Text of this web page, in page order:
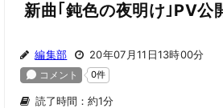
新曲｢鈍色の夜明け｣PV公
編集部 20年07月11日13時00分
読了時間：約1分